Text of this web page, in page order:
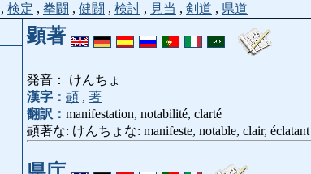
, 検定 , 拳闘 , 健闘 , 検討 , 見当 , 剣道 , 県道
顕著
発音： けんちょ
漢字： 顕 , 著
翻訳： manifestation, notabilité, clarté
顕著な: けんちょな: manifeste, notable, clair, éclatant